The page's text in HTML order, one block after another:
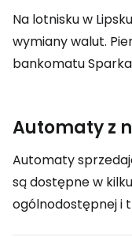
Na lotnisku w
wymiany walut.
bankomatu
Automaty z
Automaty
są dostępne w
ogólnodostępnej i